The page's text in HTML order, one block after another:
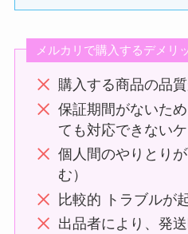
メルカリで購入するデメリ
購入する商品の品
保証期間がないた
ても対応できない
個人間のやりとり
む）
比較的 トラブルが
出品者により、発